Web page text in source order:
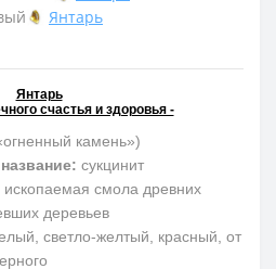
Янтарь
Янтарь
счастья и здоровья -
камень»)
сукцинит
ископаемая смола древних
деревьев
светло-желтый, красный, от